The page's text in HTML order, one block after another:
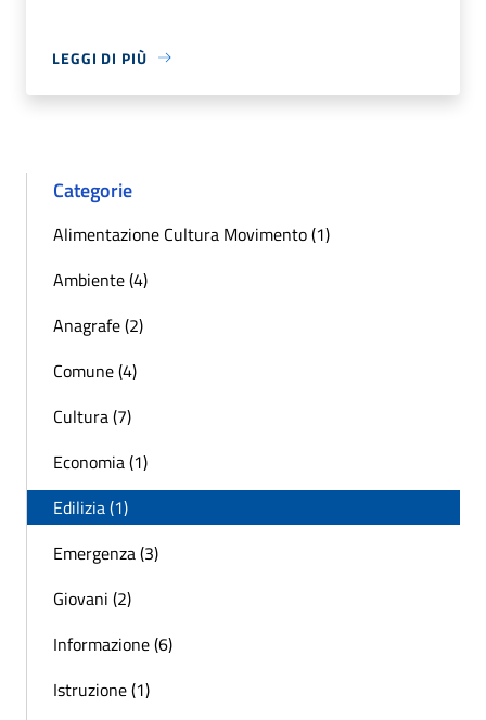
LEGGI DI PIÙ
Categorie
Alimentazione Cultura Movimento (1)
Ambiente (4)
Anagrafe (2)
Comune (4)
Cultura (7)
Economia (1)
Edilizia (1)
Emergenza (3)
Giovani (2)
Informazione (6)
Istruzione (1)